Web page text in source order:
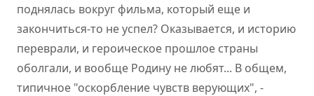
поднялась вокруг фильма, который еще и
закончиться-то не успел? Оказывается, и историю
переврали, и героическое прошлое страны
оболгали, и вообще Родину не любят... В общем,
типичное "оскорбление чувств верующих", -